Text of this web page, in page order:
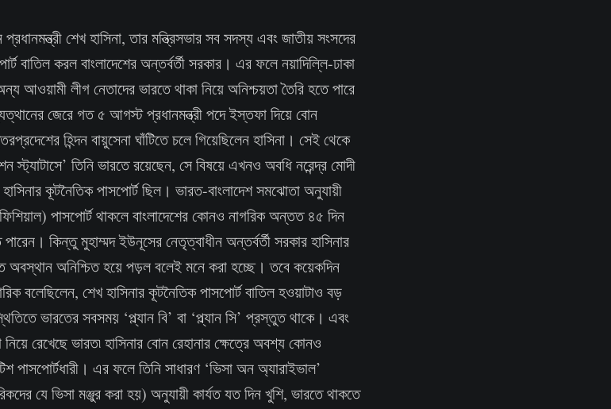
প্রধানমন্ত্রী শেখ হাসিনা, তার মন্ত্রিসভার সব সদস্য এবং জাতীয় সংসদের
বাতিল করল বাংলাদেশের অন্তর্বর্তী সরকার। এর ফলে নয়াদিল্লি-ঢাকা
আওয়ামী লীগ নেতাদের ভারতে থাকা নিয়ে অনিশ্চয়তা তৈরি হতে পারে
জেরে গত ৫ আগস্ট প্রধানমন্ত্রী পদে ইস্তফা দিয়ে বোন
হিন্দন বায়ুসেনা ঘাঁটিতে চলে গিয়েছিলেন হাসিনা। সেই থেকে
স্ট্যাটাসে’ তিনি ভারতে রয়েছেন, সে বিষয়ে এখনও অবধি নরেন্দ্র মোদী
হাসিনার কূটনৈতিক পাসপোর্ট ছিল। ভারত-বাংলাদেশ সমঝোতা অনুযায়ী
পাসপোর্ট থাকলে বাংলাদেশের কোনও নাগরিক অন্তত ৪৫ দিন
কিন্তু মুহাম্মদ ইউনূসের নেতৃত্বাধীন অন্তর্বর্তী সরকার হাসিনার
অবস্থান অনিশ্চিত হয়ে পড়ল বলেই মনে করা হচ্ছে। তবে কয়েকদিন
বলেছিলেন, শেখ হাসিনার কূটনৈতিক পাসপোর্ট বাতিল হওয়াটাও বড়
ভারতের সবসময় ‘প্ল্যান বি’ বা ‘প্ল্যান সি’ প্রস্তুত থাকে। এবং
রেখেছে ভারত৷ হাসিনার বোন রেহানার ক্ষেত্রে অবশ্য কোনও
পাসপোর্টধারী। এর ফলে তিনি সাধারণ ‘ভিসা অন অ্যারাইভাল’
যে ভিসা মঞ্জুর করা হয়) অনুযায়ী কার্যত যত দিন খুশি, ভারতে থাকতে